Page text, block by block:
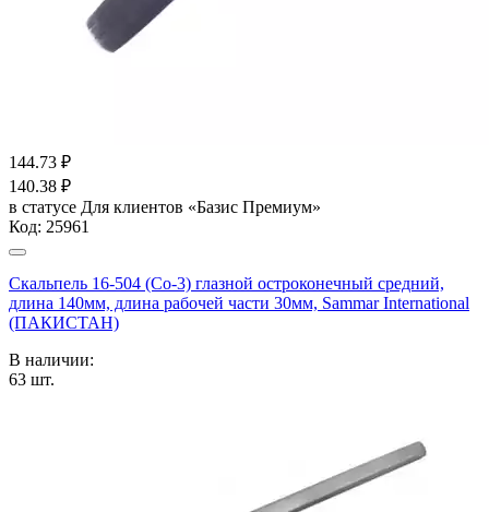
144.73 ₽
140.38 ₽
в статусе Для клиентов «Базис Премиум»
Код: 25961
Скальпель 16-504 (Со-3) глазной остроконечный средний,
длина 140мм, длина рабочей части 30мм, Sammar International
(ПАКИСТАН)
В наличии:
63 шт.